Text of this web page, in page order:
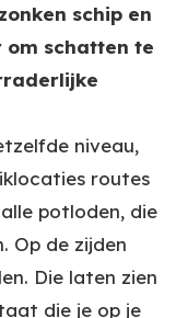
schip en
om schatten te
niveau,
routes
potloden, die
Op de zijden
Die laten zien
die je op je